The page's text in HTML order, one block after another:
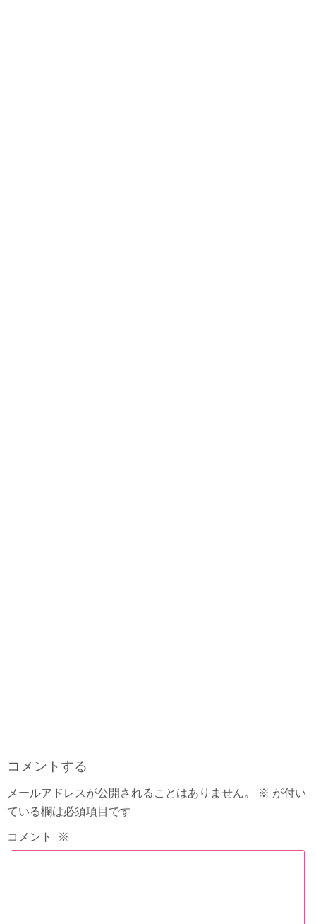
コメントする
メールアドレスが公開されることはありません。 ※ が付い
ている欄は必須項目です
コメント ※